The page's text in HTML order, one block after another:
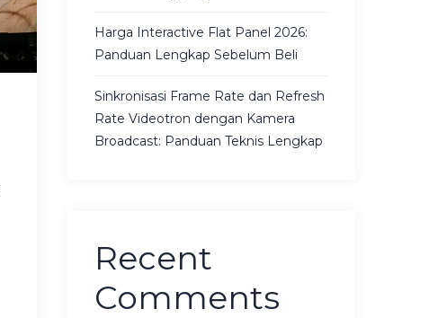
Harga Interactive Flat Panel 2026:
Panduan Lengkap Sebelum Beli
Sinkronisasi Frame Rate dan Refresh
Rate Videotron dengan Kamera
Broadcast: Panduan Teknis Lengkap
Recent
Comments